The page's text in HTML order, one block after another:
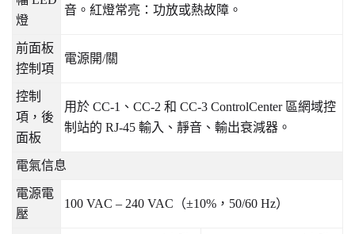
燈
音。紅燈常亮：功放或熱故障。
前面板
控制項
電源開/關
控制
項，後
面板
用於 CC-1 、 CC-2 和 CC-3 ControlCenter 區網域控
制站的 RJ-45 輸入、靜音、輸出衰減器。
電氣信息
電源電
壓
100 VAC – 240 VAC （±10% ， 50/60 Hz）